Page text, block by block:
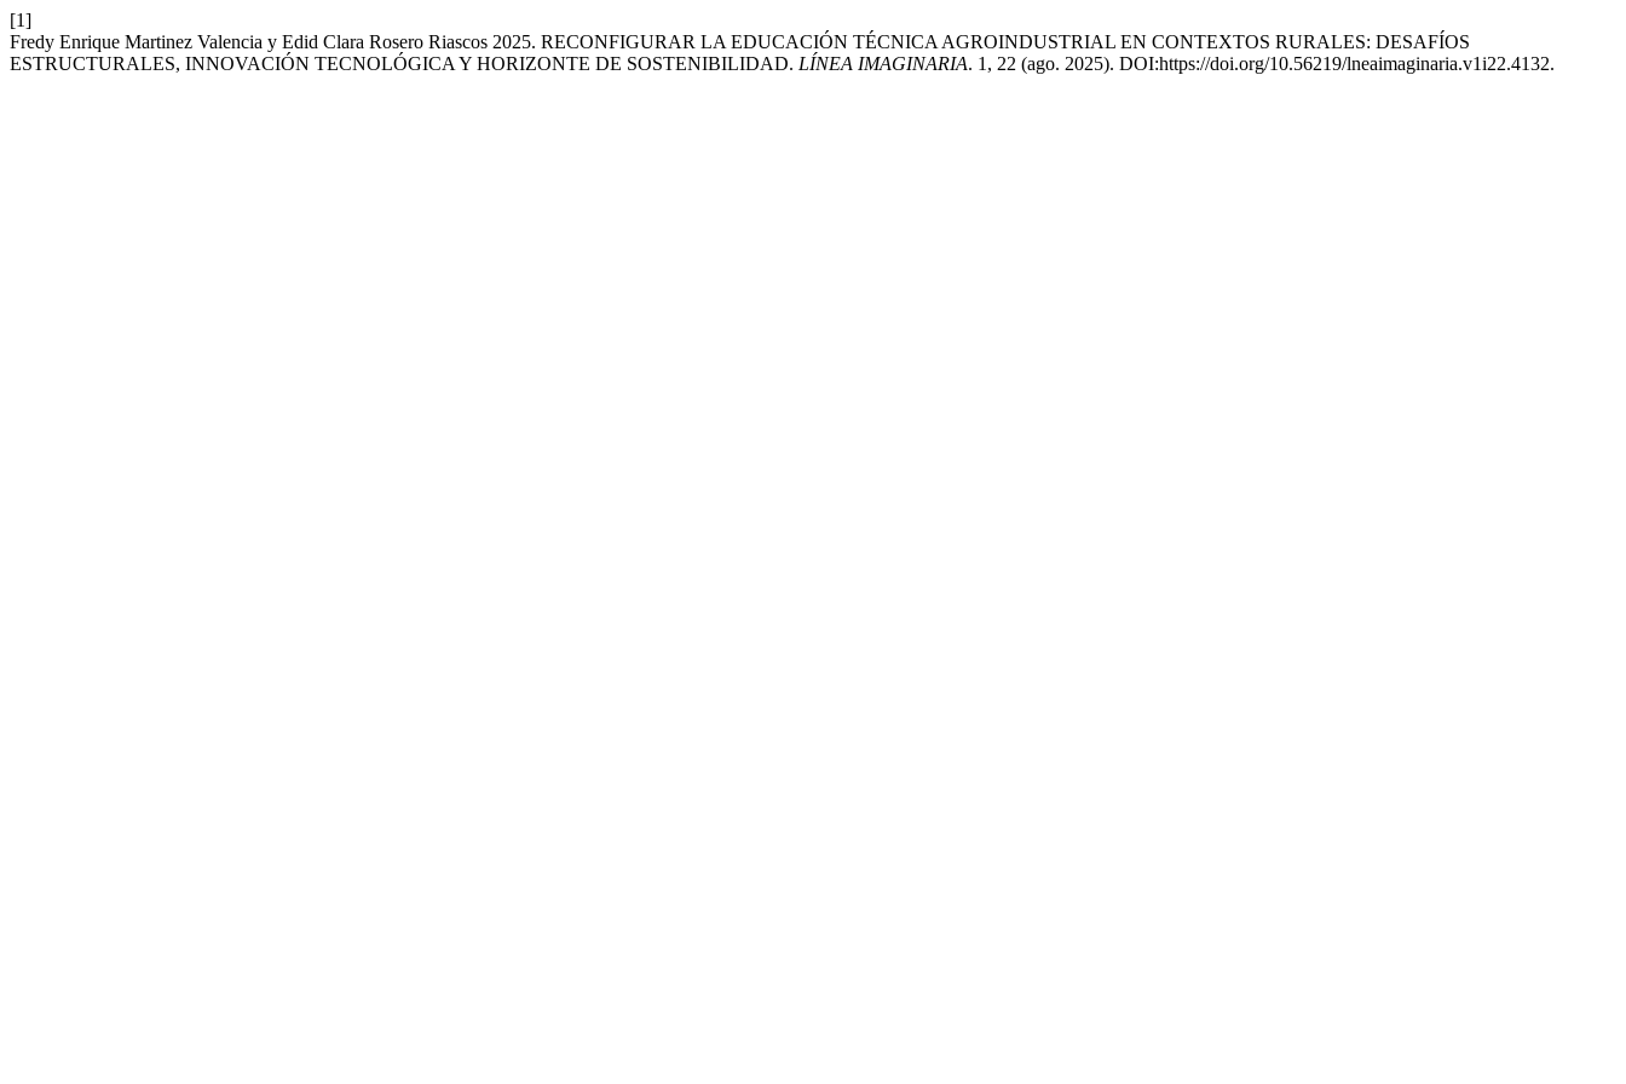
[1]
Fredy Enrique Martinez Valencia y Edid Clara Rosero Riascos 2025. RECONFIGURAR LA EDUCACIÓN TÉCNICA AGROINDUSTRIAL EN CONTEXTOS RURALES: DESAFÍOS
ESTRUCTURALES, INNOVACIÓN TECNOLÓGICA Y HORIZONTE DE SOSTENIBILIDAD. LÍNEA IMAGINARIA. 1, 22 (ago. 2025). DOI:https://doi.org/10.56219/lneaimaginaria.v1i22.4132.